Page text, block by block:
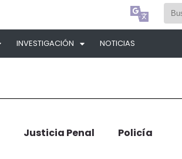
Select Language
INVESTIGACIÓN NOTICIAS
Justicia Penal Policía